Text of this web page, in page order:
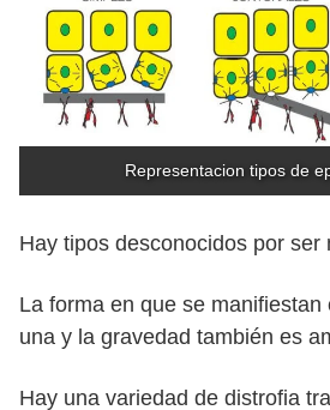
Representacion tipos de
Hay tipos desconocidos por ser
La forma en que se manifiestan
una y la gravedad también es
Hay una variedad de distrofia